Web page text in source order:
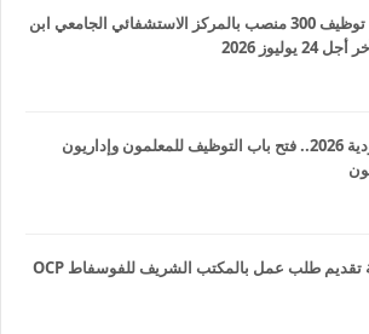
مباراة توظيف 300 منصب بالمركز الاستشفائي الجامعي ابن
يوليوز 2026
السعودية 2026.. فتح باب التوظيف للمعلمون وإداريون
طريقة تقديم طلب عمل بالمكتب الشريف للفوسفاط OCP